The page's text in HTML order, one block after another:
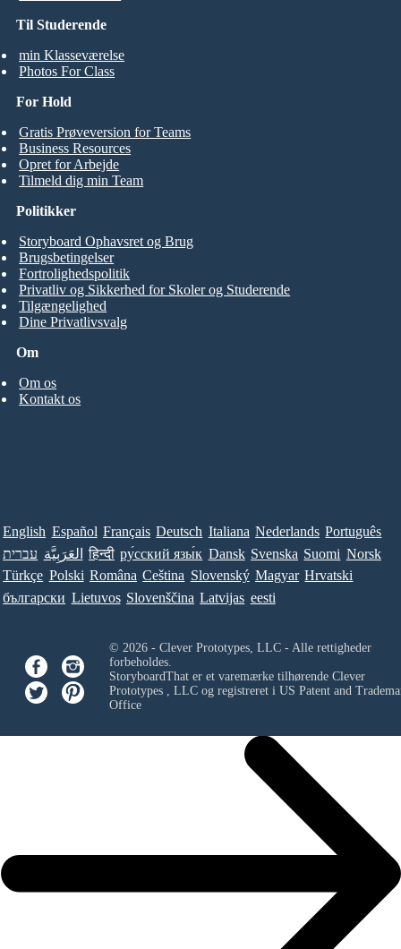
Til Studerende
min Klasseværelse
Photos For Class
For Hold
Gratis Prøveversion for Teams
Business Resources
Opret for Arbejde
Tilmeld dig min Team
Om
Om os
Kontakt os
Politikker
Storyboard Ophavsret og Brug
Brugsbetingelser
Fortrolighedspolitik
Privatliv og Sikkerhed for Skoler og Studerende
Tilgængelighed
Dine Privatlivsvalg
English Español Français Deutsch Italiana Nederlands Português
עברית العَرَبِيَّة हिन्दी ру́сский язы́к Dansk Svenska Suomi Norsk
Türkçe Polski Româna Ceština Slovenský Magyar Hrvatski
български Lietuvos Slovenščina Latvijas eesti
© 2026 - Clever Prototypes, LLC - Alle rettigheder
forbeholdes.
StoryboardThat er et varemærke tilhørende Clever
Prototypes , LLCog registreret i US Patent and
Office